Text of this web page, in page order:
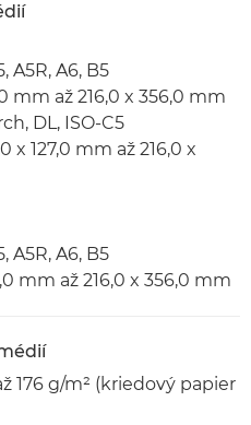
A5R, A6, B5
mm až 216,0 x 356,0 mm
DL, ISO-C5
x 127,0 mm až 216,0 x
A5R, A6, B5
mm až 216,0 x 356,0 mm
176 g/m² (kriedový papier